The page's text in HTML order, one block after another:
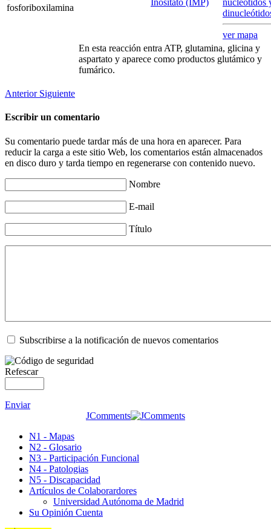
fosforiboxilamina
Inositato (IMP)
nucleótidos
ver mapa
En esta reacción entra ATP, glutamina, glicina y
aspartato y aparece como productos glutámico y
fumárico.
Anterior Siguiente
Escribir un comentario
Su comentario puede tardar más de una hora en aparecer. Para
reducir la carga a este sitio Web, los comentarios están almacenados
en disco duro y tarda tiempo en regenerarse con contenido nuevo.
Nombre
E-mail
Título
Subscribirse a la notificación de nuevos comentarios
Refescar
Enviar
JComments
N1 - Mapas
N2 - Glosario
N3 - Participación Funcional
N4 - Patologias
N5 - Discapacidad
Artículos de Colaborardores
Universidad Autónoma de Madrid
Su Opinión Cuenta